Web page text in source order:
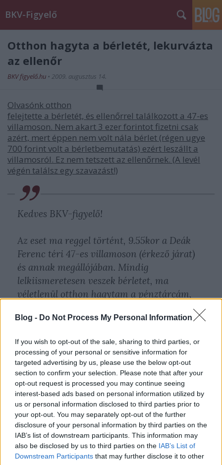
Blog - Do Not Process My Personal Information
If you wish to opt-out of the sale, sharing to third parties, or
processing of your personal or sensitive information for
targeted advertising by us, please use the below opt-out
section to confirm your selection. Please note that after your
opt-out request is processed you may continue seeing
interest-based ads based on personal information utilized by
us or personal information disclosed to third parties prior to
your opt-out. You may separately opt-out of the further
disclosure of your personal information by third parties on the
IAB’s list of downstream participants. This information may
also be disclosed by us to third parties on the IAB’s List of
Downstream Participants that may further disclose it to other
BKV-Figyelő
Otthon hagyta a bérletét, lekurvázta
az ellenőr
BKV figyelő.hu • 2009. augusztus 14.
Olvasónk otthon
felejtette a bérletét, és ellenőrrel találkozott a 47-es
villamoson. Nem akart 3 ezer forintot fizetni csak
azért, mert éppen nem volt nála bérlet (régen ugye
700 forint volt a bérletbemutatás) ezért leszállt a
villamosról. Ez nem tetszett az ellenőrnek. (A levél
végén találsz egy szavazást!)
Kedves BKV-figyelő!
Az eset ma reggel történt, 9.55kor a Deák
Ferenc téri 47-es villamoson (érkező járat)
és annak megállójában. Mindig
lelkiismeretesen veszek bérletet, ma
véletlenül otthon hagytam a pénztárcám,
kiderült, hogy sajnos nincs nálam semmi.
Mivel alig több,mint minimálbérből élek,
nem engedhetek meg magamnak sajnos egy
több ezer forintos büntetést, így udvariasan
közöltem vele, hogy elnézést, de leszállok,
iratot úgysem tudok átnyújtani. A „hölgy”
(vörös haj, napszemüveg, az öltözete alapján
inkább bulizni indult, mint dolgozni)
elkezdett velem kb 50 ember előtt üvölteni,
hogy "szarjál is be te rohadt kis kurva".